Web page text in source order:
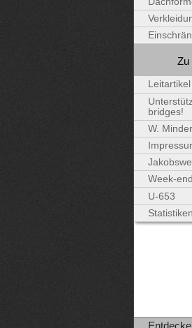
Zu
Leitartikel
bridges!
W. Minder
Week-end
U-653
Statistiken